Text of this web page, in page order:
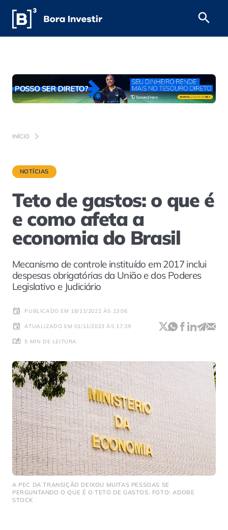
INÍCIO
NOTÍCIAS
Teto de gastos: o que é
e como afeta a
economia do Brasil
Mecanismo de controle instituído em 2017 inclui
despesas obrigatórias da União e dos Poderes
Legislativo e Judiciário
PUBLICADO EM 18/11/2022 ÀS 13:06
ATUALIZADO EM 01/11/2023 ÀS 17:39
5 MIN DE LEITURA
A PEC DA TRANSIÇÃO DEIXOU MUITAS PESSOAS SE
PERGUNTANDO O QUE É O TETO DE GASTOS. FOTO: ADOBE
STOCK